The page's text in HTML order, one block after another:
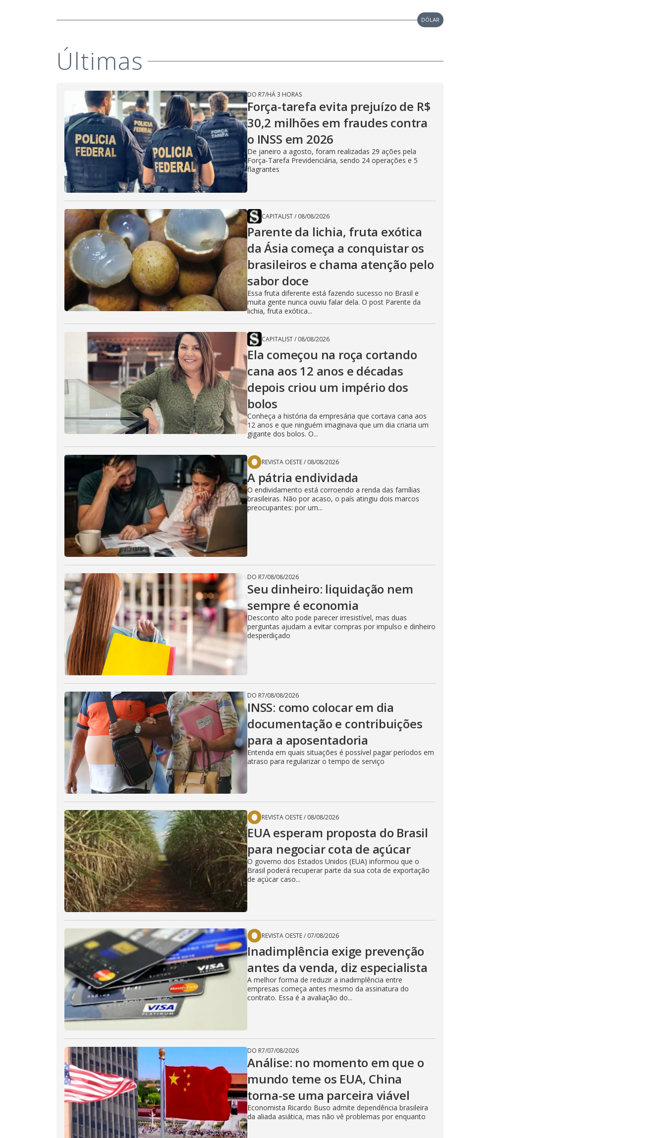
DÓLAR
Últimas
DO R7/HÁ 3 HORAS
Força-tarefa evita prejuízo de R$
30,2 milhões em fraudes contra
o INSS em 2026
De janeiro a agosto, foram realizadas 29 ações pela
Força-Tarefa Previdenciária, sendo 24 operações e 5
flagrantes
CAPITALIST/ 08/08/2026
Parente da lichia, fruta exótica
da Ásia começa a conquistar os
brasileiros e chama atenção pelo
sabor doce
Essa fruta diferente está fazendo sucesso no Brasil e
muita gente nunca ouviu falar dela. O post Parente da
lichia, fruta exótica...
CAPITALIST/ 08/08/2026
Ela começou na roça cortando
cana aos 12 anos e décadas
depois criou um império dos
bolos
Conheça a história da empresária que cortava cana aos
12 anos e que ninguém imaginava que um dia criaria um
gigante dos bolos. O...
REVISTA OESTE/ 08/08/2026
A pátria endividada
O endividamento está corroendo a renda das famílias
brasileiras. Não por acaso, o país atingiu dois marcos
preocupantes: por um...
DO R7/08/08/2026
Seu dinheiro: liquidação nem
sempre é economia
Desconto alto pode parecer irresistível, mas duas
perguntas ajudam a evitar compras por impulso e dinheiro
desperdiçado
DO R7/08/08/2026
INSS: como colocar em dia
documentação e contribuições
para a aposentadoria
Entenda em quais situações é possível pagar períodos em
atraso para regularizar o tempo de serviço
REVISTA OESTE/ 08/08/2026
EUA esperam proposta do Brasil
para negociar cota de açúcar
O governo dos Estados Unidos (EUA) informou que o
Brasil poderá recuperar parte da sua cota de exportação
de açúcar caso...
REVISTA OESTE/ 07/08/2026
Inadimplência exige prevenção
antes da venda, diz especialista
A melhor forma de reduzir a inadimplência entre
empresas começa antes mesmo da assinatura do
contrato. Essa é a avaliação do...
DO R7/07/08/2026
Análise: no momento em que o
mundo teme os EUA, China
torna-se uma parceira viável
Economista Ricardo Buso admite dependência brasileira
da aliada asiática, mas não vê problemas por enquanto